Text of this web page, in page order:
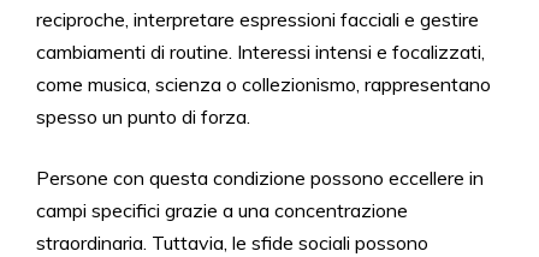
reciproche, interpretare espressioni facciali e gestire
cambiamenti di routine. Interessi intensi e focalizzati,
come musica, scienza o collezionismo, rappresentano
spesso un punto di forza.
Persone con questa condizione possono eccellere in
campi specifici grazie a una concentrazione
straordinaria. Tuttavia, le sfide sociali possono